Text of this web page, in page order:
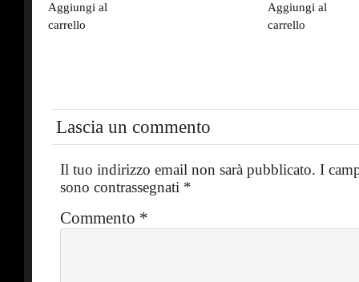
Aggiungi al
carrello
Aggiungi al
carrello
Lascia un commento
Il tuo indirizzo email non sarà pubblicato. I
sono contrassegnati *
Commento *